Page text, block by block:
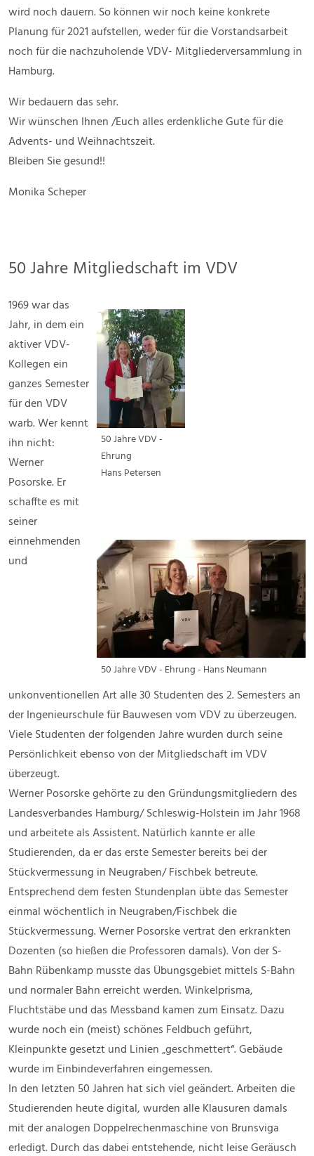
wird noch dauern. So können wir noch keine konkrete
Planung für 2021 aufstellen, weder für die Vorstandsarbeit
noch für die nachzuholende VDV- Mitgliederversammlung in
Hamburg.
Wir bedauern das sehr.
Wir wünschen Ihnen /Euch alles erdenkliche Gute für die
Advents- und Weihnachtszeit.
Bleiben Sie gesund!!
Monika Scheper
50 Jahre Mitgliedschaft im VDV
50 Jahre VDV -
Ehrung
Hans Petersen
50 Jahre VDV - Ehrung - Hans Neumann
1969 war das
Jahr, in dem ein
aktiver VDV-
Kollegen ein
ganzes Semester
für den VDV
warb. Wer kennt
ihn nicht:
Werner
Posorske. Er
schaffte es mit
seiner
einnehmenden
und
unkonventionellen Art alle 30 Studenten des 2. Semesters an
der Ingenieurschule für Bauwesen vom VDV zu überzeugen.
Viele Studenten der folgenden Jahre wurden durch seine
Persönlichkeit ebenso von der Mitgliedschaft im VDV
überzeugt.
Werner Posorske gehörte zu den Gründungsmitgliedern des
Landesverbandes Hamburg/ Schleswig-Holstein im Jahr 1968
und arbeitete als Assistent. Natürlich kannte er alle
Studierenden, da er das erste Semester bereits bei der
Stückvermessung in Neugraben/ Fischbek betreute.
Entsprechend dem festen Stundenplan übte das Semester
einmal wöchentlich in Neugraben/Fischbek die
Stückvermessung. Werner Posorske vertrat den erkrankten
Dozenten (so hießen die Professoren damals). Von der S-
Bahn Rübenkamp musste das Übungsgebiet mittels S-Bahn
und normaler Bahn erreicht werden. Winkelprisma,
Fluchtstäbe und das Messband kamen zum Einsatz. Dazu
wurde noch ein (meist) schönes Feldbuch geführt,
Kleinpunkte gesetzt und Linien „geschmettert“. Gebäude
wurde im Einbindeverfahren eingemessen.
In den letzten 50 Jahren hat sich viel geändert. Arbeiten die
Studierenden heute digital, wurden alle Klausuren damals
mit der analogen Doppelrechenmaschine von Brunsviga
erledigt. Durch das dabei entstehende, nicht leise Geräusch